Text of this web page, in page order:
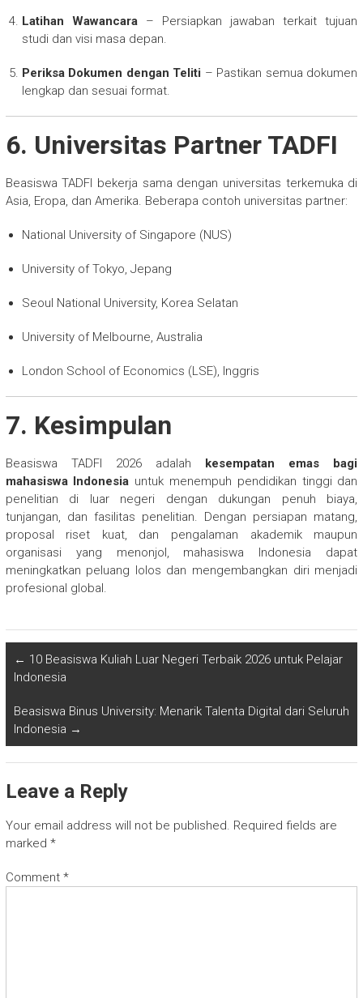
Latihan Wawancara– Persiapkan jawaban terkait tujuan
studi dan visi masa depan.
Periksa Dokumen dengan Teliti – Pastikan semua dokumen
lengkap dan sesuai format.
6. Universitas Partner TADFI
Beasiswa TADFI bekerja sama dengan universitas terkemuka di
Asia, Eropa, dan Amerika. Beberapa contoh universitas partner:
National University of Singapore (NUS)
University of Tokyo, Jepang
Seoul National University, Korea Selatan
University of Melbourne, Australia
London School of Economics (LSE), Inggris
7. Kesimpulan
Beasiswa TADFI 2026 adalah kesempatan emas bagi
mahasiswa Indonesia untuk menempuh pendidikan tinggi dan
penelitian di luar negeri dengan dukungan penuh biaya,
tunjangan, dan fasilitas penelitian. Dengan persiapan matang,
proposal riset kuat, dan pengalaman akademik maupun
organisasi yang menonjol, mahasiswa Indonesia dapat
meningkatkan peluang lolos dan mengembangkan diri menjadi
profesional global.
← 10 Beasiswa Kuliah Luar Negeri Terbaik 2026 untuk Pelajar
Indonesia
Beasiswa Binus University: Menarik Talenta Digital dari Seluruh
Indonesia →
Leave a Reply
Your email address will not be published. Required fields are
marked *
Comment *